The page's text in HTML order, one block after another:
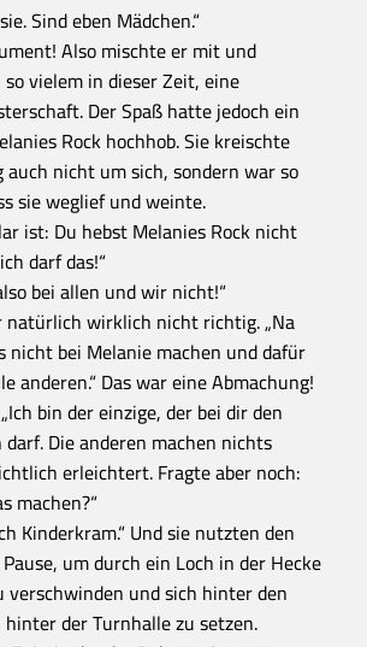
Sind eben Mädchen.“
Also mischte er mit und
vielem in dieser Zeit, eine
Der Spaß hatte jedoch ein
Rock hochhob. Sie kreischte
nicht um sich, sondern war so
sie weglief und weinte.
ist: Du hebst Melanies Rock nicht
darf das!“
bei allen und wir nicht!“
wirklich nicht richtig. „Na
bei Melanie machen und dafür
anderen.“ Das war eine Abmachung!
bin der einzige, der bei dir den
darf. Die anderen machen nichts
erleichtert. Fragte aber noch:
machen?“
Kinderkram.“ Und sie nutzten den
um durch ein Loch in der Hecke
verschwinden und sich hinter den
der Turnhalle zu setzen.